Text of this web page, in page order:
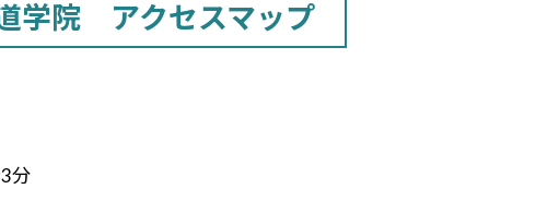
学院 アクセスマップ
分